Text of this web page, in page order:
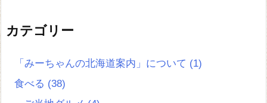
カテゴリー
「みーちゃんの北海道案内」について (1)
食べる (38)